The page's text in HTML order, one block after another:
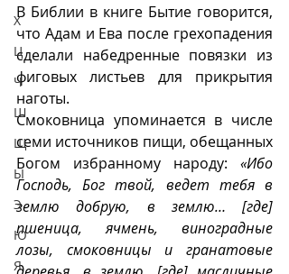
Х
Ц
Ч
Ш
Щ
Ы
Э
Ю
Я
В Библии в книге Бытие говорится,
что Адам и Ева после грехопадения
сделали набедренные повязки из
фиговых листьев для прикрытия
наготы.
Смоковница упоминается в числе
семи источников пищи, обещанных
Богом избранному народу: «Ибо
Господь, Бог твой, ведет тебя в
землю добрую, в землю… [где]
пшеница, ячмень, виноградные
лозы, смоковницы и гранатовые